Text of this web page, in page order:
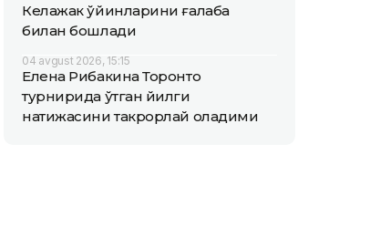
Келажак ўйинларини ғалаба
билан бошлади
04 avgust 2026, 15:15
Елена Рибакина Торонто
турнирида ўтган йилги
натижасини такрорлай оладими